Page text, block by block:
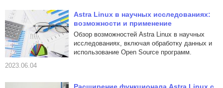
Astra Linux в научных исследованиях:
возможности и применение
Обзор возможностей Astra Linux в научных
исследованиях, включая обработку данных и
использование Open Source программ.
2023.06.04